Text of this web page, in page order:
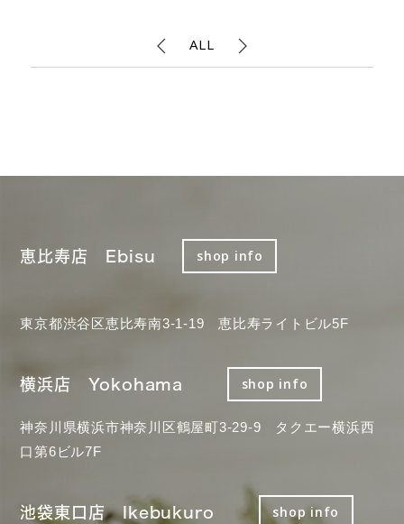
ALL
恵比寿店 Ebisu shop info
東京都渋谷区恵比寿南3-1-19 恵比寿ライトビル5F
横浜店 Yokohama shop info
神奈川県横浜市神奈川区鶴屋町3-29-9 タクエー横浜西
口第6ビル7F
池袋東口店 Ikebukuro shop info